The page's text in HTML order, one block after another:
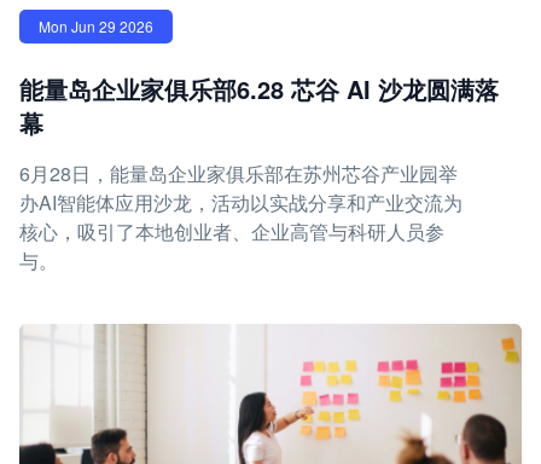
Mon Jun 29 2026
能量岛企业家俱乐部6.28 芯谷 AI 沙龙圆满落
幕
6月28日，能量岛企业家俱乐部在苏州芯谷产业园举
办AI智能体应用沙龙，活动以实战分享和产业交流为
核心，吸引了本地创业者、企业高管与科研人员参
与。